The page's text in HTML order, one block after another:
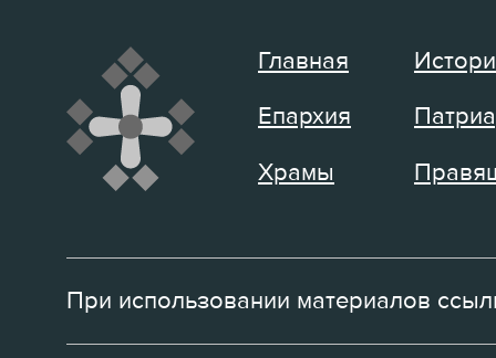
Главная
Епархия
Храмы
При использовании материалов